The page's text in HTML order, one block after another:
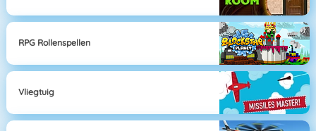
RPG Rollenspellen
Vliegtuig